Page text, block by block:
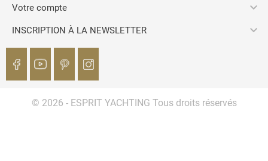
Votre compte 
INSCRIPTION À LA NEWSLETTER 
© 2026 - ESPRIT YACHTING Tous droits réservés